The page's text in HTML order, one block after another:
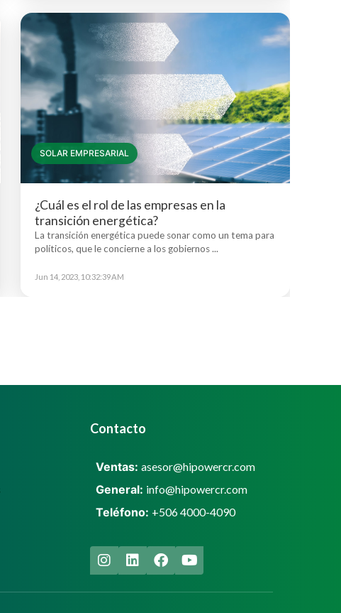
SOLAR EMPRESARIAL
¿Cuál es el rol de las empresas en la
transición energética?
La transición energética puede sonar como un tema para
políticos, que le concierne a los gobiernos ...
Jun 14, 2023, 10:32:39 AM
Contacto
Ventas: asesor@hipowercr.com
General: info@hipowercr.com
Teléfono: +506 4000-4090